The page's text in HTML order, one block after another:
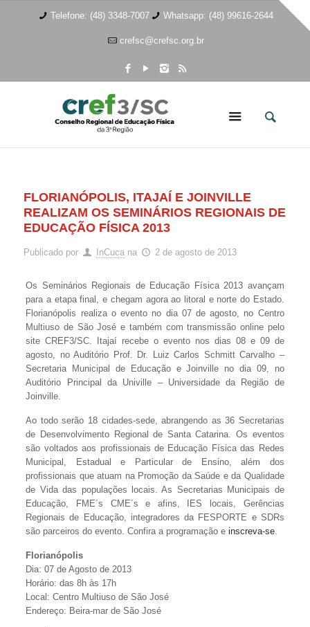
Telefone: (48) 3348-7007 Whatsapp: (48) 99616-2644
crefsc@crefsc.org.br
FLORIANÓPOLIS, ITAJAÍ E JOINVILLE
REALIZAM OS SEMINÁRIOS REGIONAIS DE
EDUCAÇÃO FÍSICA 2013
Publicado por InCuca na 2 de agosto de 2013
Os Seminários Regionais de Educação Física 2013 avançam
para a etapa final, e chegam agora ao litoral e norte do Estado.
Florianópolis realiza o evento no dia 07 de agosto, no Centro
Multiuso de São José e também com transmissão online pelo
site CREF3/SC. Itajaí recebe o evento nos dias 08 e 09 de
agosto, no Auditório Prof. Dr. Luiz Carlos Schmitt Carvalho –
Secretaria Municipal de Educação e Joinville no dia 09, no
Auditório Principal da Univille – Universidade da Região de
Joinville.
Ao todo serão 18 cidades-sede, abrangendo as 36 Secretarias
de Desenvolvimento Regional de Santa Catarina. Os eventos
são voltados aos profissionais de Educação Física das Redes
Municipal, Estadual e Particular de Ensino, além dos
profissionais que atuam na Promoção da Saúde e da Qualidade
de Vida das populações locais. As Secretarias Municipais de
Educação, FME´s CME´s e afins, IES locais, Gerências
Regionais de Educação, integradores da FESPORTE e SDRs
são parceiros do evento. Confira a programação einscreva-se.
Florianópolis
Dia: 07 de Agosto de 2013
Horário: das 8h às 17h
Local: Centro Multiuso de São José
Endereço: Beira-mar de São José